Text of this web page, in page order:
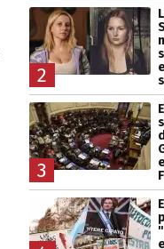
2
3